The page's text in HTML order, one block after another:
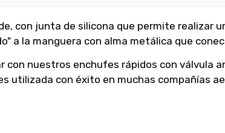
con junta de silicona que permite realizar
a la manguera con alma metálica que
con nuestros enchufes rápidos con válvula
utilizada con éxito en muchas compañías